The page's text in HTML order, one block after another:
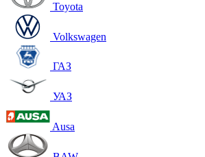
Toyota
Volkswagen
ГАЗ
УАЗ
Ausa